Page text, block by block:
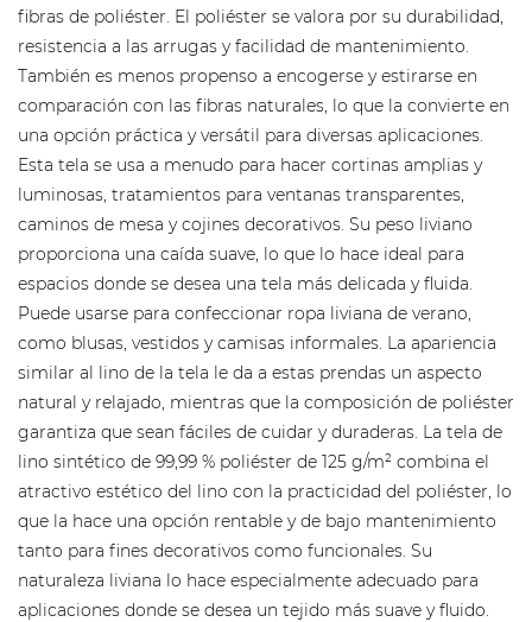
fibras de poliéster. El poliéster se valora por su durabilidad,
resistencia a las arrugas y facilidad de mantenimiento.
También es menos propenso a encogerse y estirarse en
comparación con las fibras naturales, lo que la convierte en
una opción práctica y versátil para diversas aplicaciones.
Esta tela se usa a menudo para hacer cortinas amplias y
luminosas, tratamientos para ventanas transparentes,
caminos de mesa y cojines decorativos. Su peso liviano
proporciona una caída suave, lo que lo hace ideal para
espacios donde se desea una tela más delicada y fluida.
Puede usarse para confeccionar ropa liviana de verano,
como blusas, vestidos y camisas informales. La apariencia
similar al lino de la tela le da a estas prendas un aspecto
natural y relajado, mientras que la composición de poliéster
garantiza que sean fáciles de cuidar y duraderas. La tela de
lino sintético de 99,99 % poliéster de 125 g/m² combina el
atractivo estético del lino con la practicidad del poliéster, lo
que la hace una opción rentable y de bajo mantenimiento
tanto para fines decorativos como funcionales. Su
naturaleza liviana lo hace especialmente adecuado para
aplicaciones donde se desea un tejido más suave y fluido.